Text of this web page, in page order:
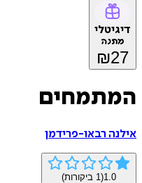
דיגיטלי
מתנה
₪27
המתמחים
אילנה רבאו-פרידמן
1.0
(
1 ביקורות)